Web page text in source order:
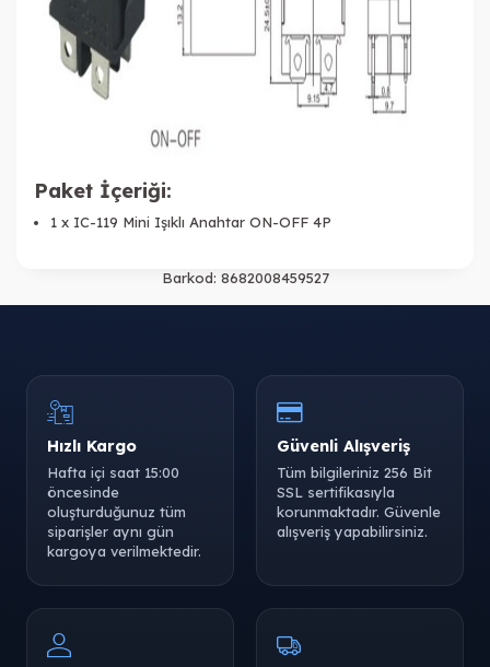
Paket İçeriği:
1 x IC-119 Mini Işıklı Anahtar ON-OFF 4P
Barkod: 8682008459527
Hızlı Kargo
Hafta içi saat 15:00
öncesinde
oluşturduğunuz tüm
siparişler aynı gün
kargoya verilmektedir.
Güvenli Alışveriş
Tüm bilgileriniz 256 Bit
SSL sertifikasıyla
korunmaktadır. Güvenle
alışveriş yapabilirsiniz.